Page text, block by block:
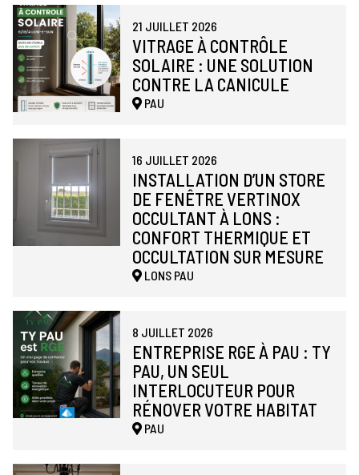
21 JUILLET 2026
VITRAGE À CONTRÔLE
SOLAIRE : UNE SOLUTION
CONTRE LA CANICULE
PAU
16 JUILLET 2026
INSTALLATION D’UN STORE
DE FENÊTRE VERTINOX
OCCULTANT À LONS :
CONFORT THERMIQUE ET
OCCULTATION SUR MESURE
LONS PAU
8 JUILLET 2026
ENTREPRISE RGE À PAU : TY
PAU, UN SEUL
INTERLOCUTEUR POUR
RÉNOVER VOTRE HABITAT
PAU